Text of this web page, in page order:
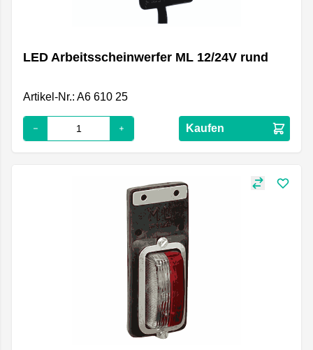
LED Arbeitsscheinwerfer ML 12/24V rund
Artikel-Nr.: A6 610 25
Kaufen